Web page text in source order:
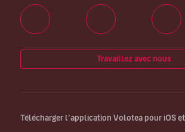
Travaillez avec nous
Télécharger l’application Volotea pour iOS